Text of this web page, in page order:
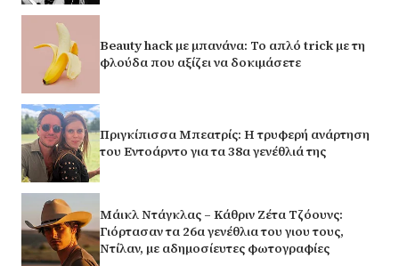
Beauty hack με μπανάνα: Το απλό trick με τη
φλούδα που αξίζει να δοκιμάσετε
Πριγκίπισσα Μπεατρίς: Η τρυφερή ανάρτηση
του Εντοάρντο για τα 38α γενέθλιά της
Μάικλ Ντάγκλας – Κάθριν Ζέτα Τζόουνς:
Γιόρτασαν τα 26α γενέθλια του γιου τους,
Ντίλαν, με αδημοσίευτες φωτογραφίες